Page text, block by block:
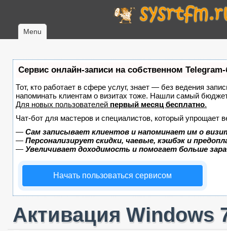
Menu
Сервис онлайн-записи на собственном Telegram-
Тот, кто работает в сфере услуг, знает — без ведения
напоминать клиентам о визитах тоже. Нашли самый
Для новых пользователей первый месяц бесплатно.
Чат-бот для мастеров и специалистов, который упрощает
— Сам записывает клиентов и напоминает им о
— Персонализирует скидки, чаевые, кэшбэк и
— Увеличивает доходимость и помогает больше
Начать пользоваться сервисом
Активация Windows